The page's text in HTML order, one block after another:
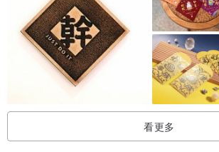
.
看更多